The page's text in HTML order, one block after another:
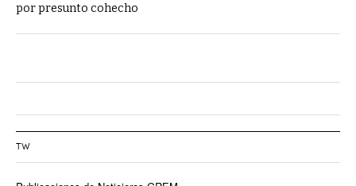
por presunto cohecho
TW